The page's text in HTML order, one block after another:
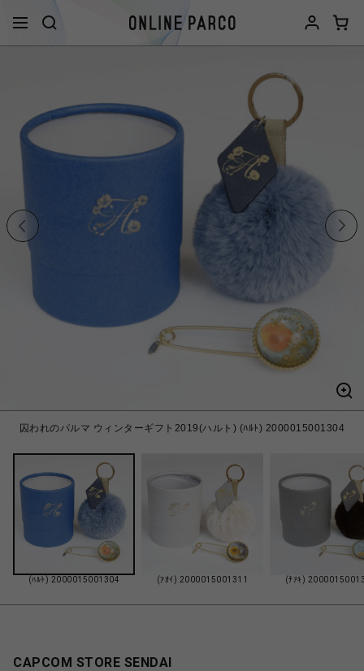
囚われのパルマ ウィンターギフト2019(ハルト) (ﾊﾙﾄ) 2000015001304
(ﾊﾙﾄ) 2000015001304 (ｱｵｲ) 2000015001311 (ﾁｱｷ)
CAPCOM STORE SENDAI